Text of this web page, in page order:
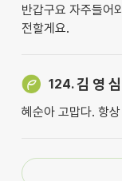
반갑구요 자주들어
전할게요.
124.김 영 심
혜순아 고맙다. 항